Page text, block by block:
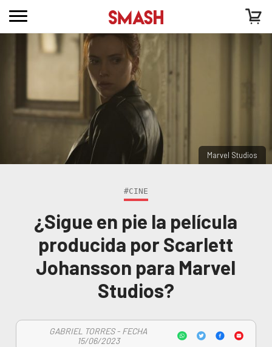
Marvel Studios
#CINE
¿Sigue en pie la película
producida por Scarlett
Johansson para Marvel
Studios?
GABRIEL TORRES - FECHA
15/06/2023